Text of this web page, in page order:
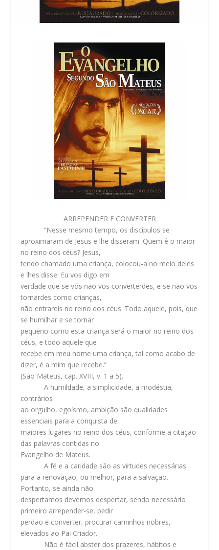
ARREPENDER E CONVERTER
“Nesse mesmo tempo, os discípulos se
aproximaram de Jesus e lhe disseram: Quem é o maior
no reino dos céus? Jesus,
tendo chamado uma criança, colocou-a no meio deles
e lhes disse: Eu vos digo em
verdade que se vós não vos converterdes, e se não vos
tornardes como crianças,
não entrareis no reino dos céus. Todo aquele, pois, que
se humilhar e se tornar
pequeno como esta criança será o maior no reino dos
céus, e todo aquele que
recebe em meu nome uma criança, tal como acabo de
dizer, é a mim que recebe.”
(São Mateus, cap. XVIII, v. 1 a 5).
A humildade, a simplicidade, a modéstia,
contrários
ao orgulho, egoísmo, ambição são qualidades
essenciais para a conquista de
maiores lugares no reino dos céus, conforme a citação
das palavras contidas no
Evangelho de Mateus.
A fé e a caridade são as virtudes necessárias
para a renovação, ou melhor, para a salvação.
Portanto, se ainda não
despertamos devemos despertar, sendo necessário
primeiro arrepender-se, pedir
perdão e converter, procurar caminhos nobres,
elevados ao Pai Criador.
Não é fácil abster dos prazeres, hábitos e